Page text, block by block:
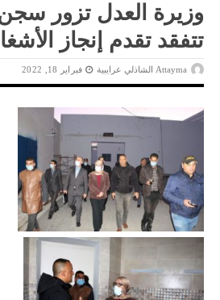
وزيرة العدل تزور سجن
تتفقد تقدم إنجاز
Attayma الشاذلي عرايبية فبراير 18, 2022